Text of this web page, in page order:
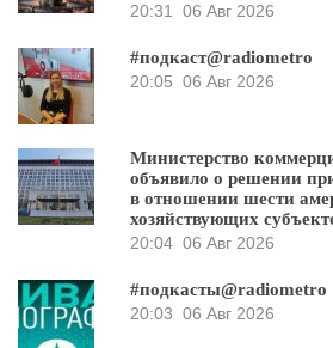
20:31
06 Авг 2026
#подкаст@radiometro
20:05 06 Авг 2026
Министерство
объявило о решении
в отношении шести
хозяйствующих
20:04 06 Авг 2026
#подкасты@radiometro
20:03 06 Авг 2026